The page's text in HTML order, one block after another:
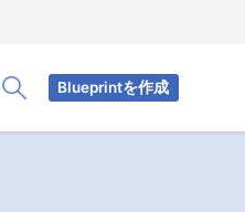
Toggle Search Panel
Blueprintを作成